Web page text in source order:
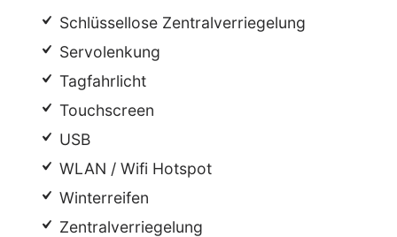
Schlüssellose Zentralverriegelung
Servolenkung
Tagfahrlicht
Touchscreen
USB
WLAN / Wifi Hotspot
Winterreifen
Zentralverriegelung